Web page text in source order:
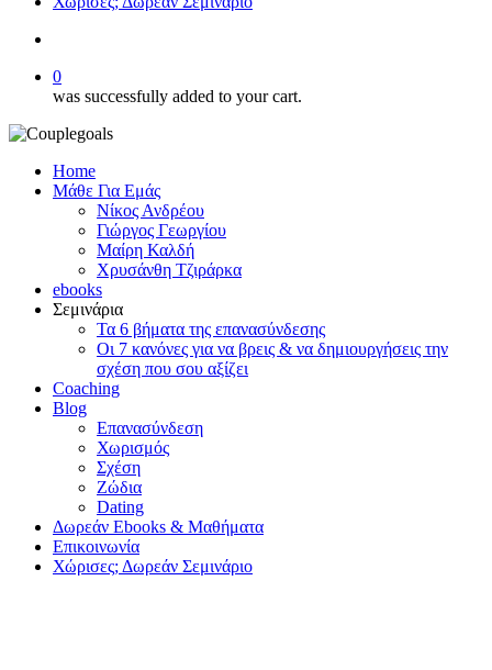
0
was successfully added to your cart.
Home
Μάθε Για Εμάς
Νίκος Ανδρέου
Γιώργος Γεωργίου
Μαίρη Καλδή
Χρυσάνθη Τζιράρκα
ebooks
Σεμινάρια
Τα 6 βήματα της επανασύνδεσης
Οι 7 κανόνες για να βρεις & να δημιουργήσεις την
σχέση που σου αξίζει
Coaching
Blog
Επανασύνδεση
Χωρισμός
Σχέση
Ζώδια
Dating
Δωρεάν Ebooks & Μαθήματα
Επικοινωνία
Χώρισες; Δωρεάν Σεμινάριο